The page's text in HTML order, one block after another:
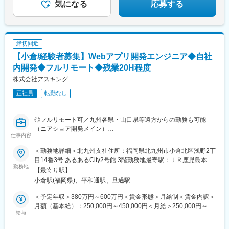
■会社紹介資料
https://speakerdeck.com/futurerecruit/hui-she-shao-jie-zi-liao
変更の範囲：会社の定める業務
気になる 応募する
締切間近
【小倉/経験者募集】Webアプリ開発エンジニア◆自社
内開発◆フルリモート◆残業20H程度
株式会社アスキング
正社員 転勤なし
仕事内容
◎フルリモート可／九州各県・山口県等遠方からの勤務も可能
（ニアショア開発メイン）
◎Web系案件中心｜実装＋αにチャレンジしたい方にオススメ！
■担当業務：
Webアプリケーション、企業向けシステム、Webサイト構築、ス
マートフォン対応アプリ開発（iOS／Android）など、Web系を中
心とした多様な開発案件の中から、これまでのご経験・志向性を
勤務地
＜勤務地詳細＞北九州支社住所：福岡県北九州市小倉北区浅野2丁
目14番3号 あるあるCity2号館 3階勤務地最寄駅：ＪＲ鹿児島本線
線／小倉駅受動喫煙対策：屋内全面禁煙変更の範囲：会社の定め
る事業所（リモートワーク含む）
【最寄り駅】
小倉駅(福岡県)、平和通駅、旦過駅
給与
＜予定年収＞380万円～600万円＜賃金形態＞月給制＜賃金内訳＞
月額（基本給）：250,000円～450,000円＜月給＞250,000円～